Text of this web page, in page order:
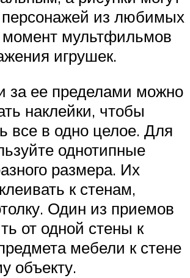
персонажей из любимых
мультфильмов
игрушек.
за ее пределами можно
наклейки, чтобы
все в одно целое. Для
однотипные
размера. Их
к стенам,
Один из приемов
от одной стены к
мебели к стене
объекту.